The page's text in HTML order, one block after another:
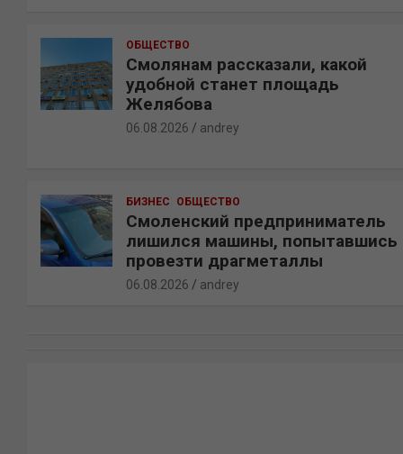
ОБЩЕСТВО
Смолянам рассказали, какой
удобной станет площадь
Желябова
06.08.2026 andrey
БИЗНЕС ОБЩЕСТВО
Смоленский предприниматель
лишился машины, попытавшись
провезти драгметаллы
06.08.2026 andrey